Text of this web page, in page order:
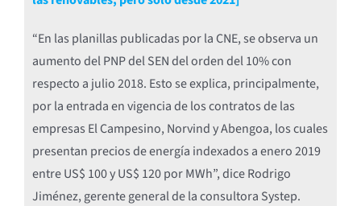
“En las planillas publicadas por la CNE, se observa un
aumento del PNP del SEN del orden del 10% con
respecto a julio 2018. Esto se explica, principalmente,
por la entrada en vigencia de los contratos de las
empresas El Campesino, Norvind y Abengoa, los cuales
presentan precios de energía indexados a enero 2019
entre US$ 100 y US$ 120 por MWh”, dice Rodrigo
Jiménez, gerente general de la consultora Systep.